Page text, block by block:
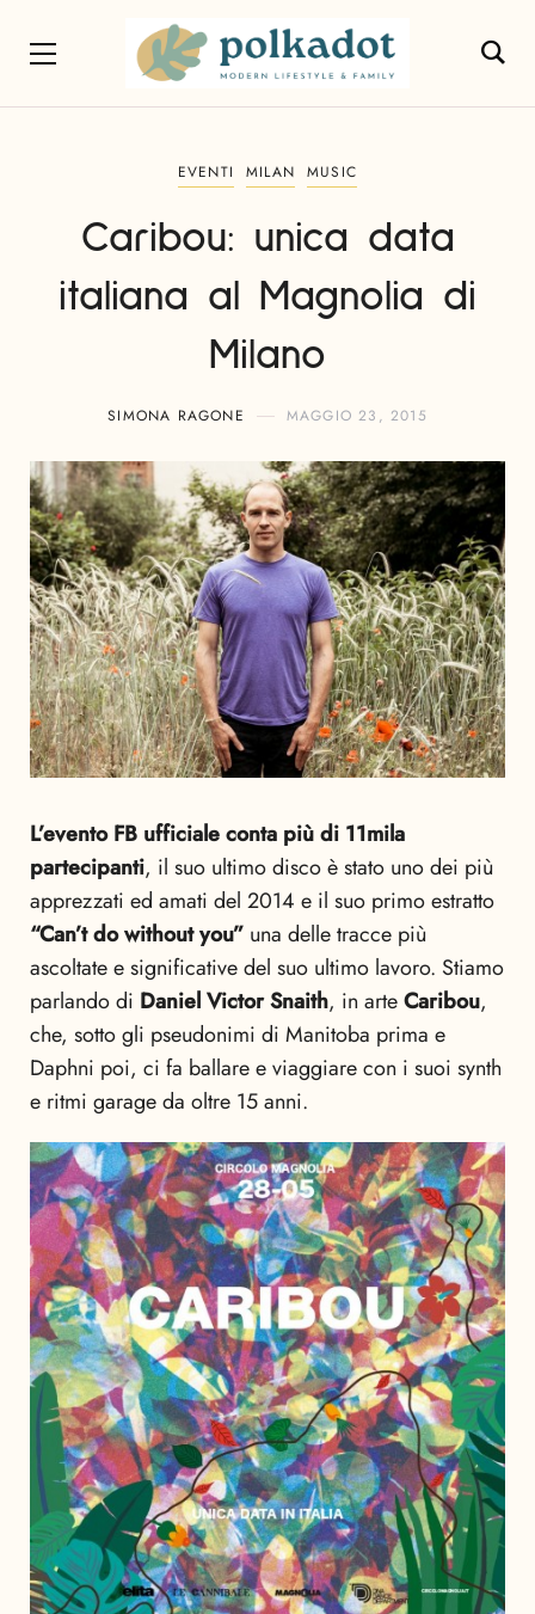
EVENTI MILAN MUSIC
Caribou: unica data
italiana al Magnolia di
Milano
SIMONA RAGONE MAGGIO 23, 2015
L’evento FB ufficiale conta più di 11mila
partecipanti, il suo ultimo disco è stato uno dei più
apprezzati ed amati del 2014 e il suo primo estratto
“Can’t do without you” una delle tracce più
ascoltate e significative del suo ultimo lavoro. Stiamo
parlando di Daniel Victor Snaith, in arteCaribou,
che, sotto gli pseudonimi di Manitoba prima e
Daphni poi, ci fa ballare e viaggiare con i suoi synth
e ritmi garage da oltre 15 anni.